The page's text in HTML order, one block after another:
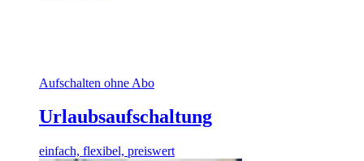
Aufschalten ohne Abo
Urlaubsaufschaltung
einfach, flexibel, preiswert